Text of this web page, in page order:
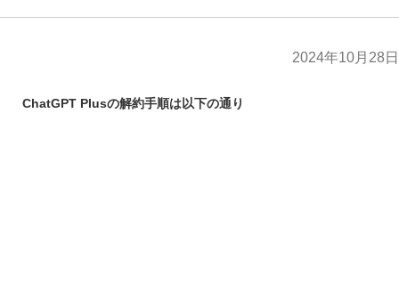
2024年10月28日
ChatGPT Plusの解約手順は以下の通り